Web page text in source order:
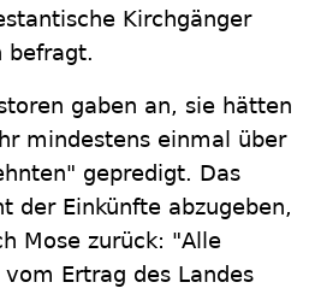
Kirchgänger
befragt.
gaben an, sie hätten
mindestens einmal über
gepredigt. Das
der Einkünfte abzugeben,
Mose zurück: "Alle
Ertrag des Landes